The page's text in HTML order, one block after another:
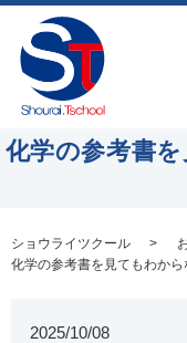
化学の参考書
ショウライツクール
化学の参考書を見てもわから
2025/10/08